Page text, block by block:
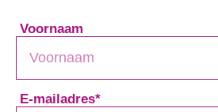
Voornaam
E-mailadres*